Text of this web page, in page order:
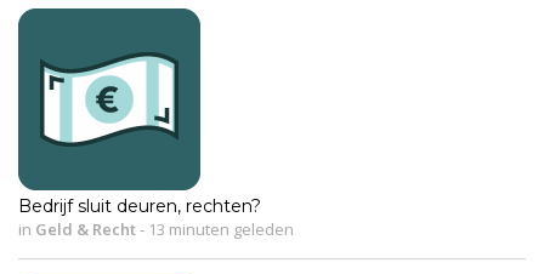
Bedrijf sluit deuren, rechten?
in Geld & Recht- 13 minuten geleden